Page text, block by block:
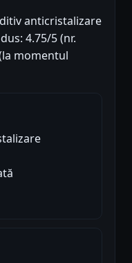
anticristalizare
4.75/5 (nr.
momentul